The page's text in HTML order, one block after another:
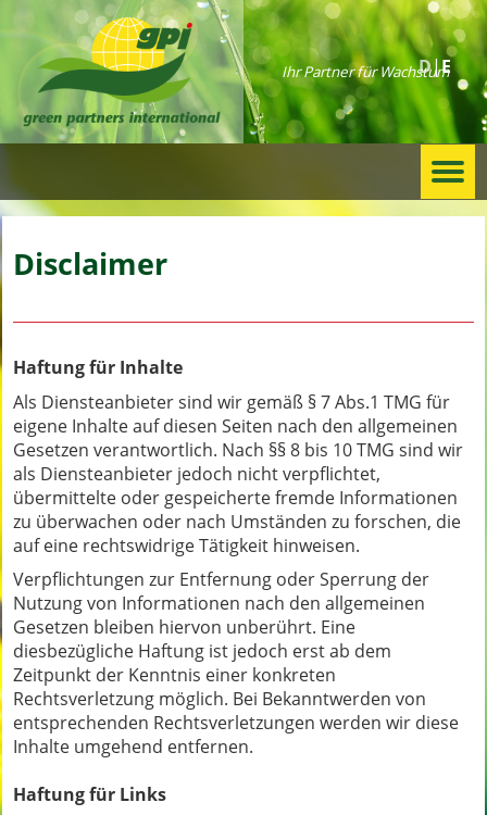
Ihr Partner für Wachstum
D E
Disclaimer
Haftung für Inhalte
Als Diensteanbieter sind wir gemäß § 7 Abs.1 TMG für
eigene Inhalte auf diesen Seiten nach den allgemeinen
Gesetzen verantwortlich. Nach §§ 8 bis 10 TMG sind wir
als Diensteanbieter jedoch nicht verpflichtet,
übermittelte oder gespeicherte fremde Informationen
zu überwachen oder nach Umständen zu forschen, die
auf eine rechtswidrige Tätigkeit hinweisen.
Verpflichtungen zur Entfernung oder Sperrung der
Nutzung von Informationen nach den allgemeinen
Gesetzen bleiben hiervon unberührt. Eine
diesbezügliche Haftung ist jedoch erst ab dem
Zeitpunkt der Kenntnis einer konkreten
Rechtsverletzung möglich. Bei Bekanntwerden von
entsprechenden Rechtsverletzungen werden wir diese
Inhalte umgehend entfernen.
Haftung für Links